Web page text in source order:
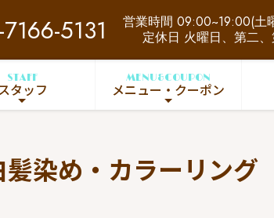
5131
営業時間 09:00~19:00(土
定休日 火曜日、第二
STAFF
タッフ
MENU&COUPON
メニュー・クーポン
髪染め・カラーリング